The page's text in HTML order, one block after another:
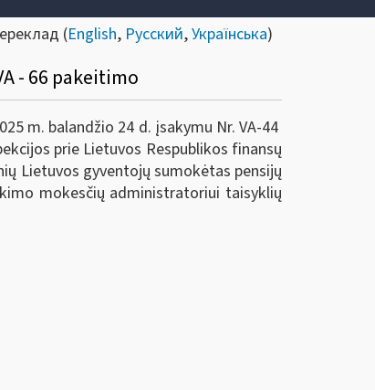
(English, Русский,Українська)
- 66 pakeitimo
m. balandžio 24 d. įsakymu Nr. VA-44
prie Lietuvos Respublikos finansų
Lietuvos gyventojų sumokėtas pensijų
mokesčių administratoriui taisyklių